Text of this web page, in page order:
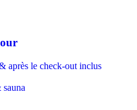
après le check-out inclus